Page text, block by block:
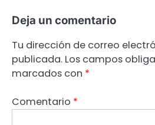
Deja un comentario
Tu dirección de correo
publicada. Los campos
marcados con *
Comentario *